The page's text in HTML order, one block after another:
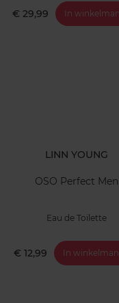
€ 29,99 In
LINN YOUNG
OSO Perfect Men
Eau de Toilette
€ 12,99 In